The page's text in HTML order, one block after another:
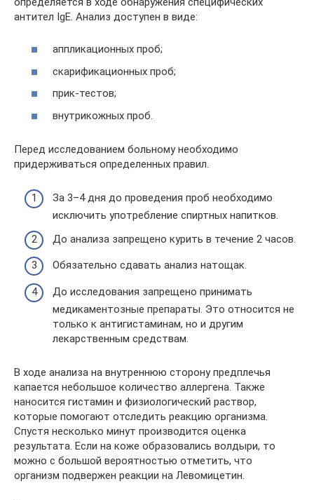
антител IgE. Анализ доступен в виде:
аппликационных проб;
скарификационных проб;
прик-тестов;
внутрикожных проб.
Перед исследованием больному необходимо
придерживаться определенных правил.
За 3–4 дня до проведения проб необходимо
исключить употребление спиртных напитков.
До анализа запрещено курить в течение 2 часов.
Обязательно сдавать анализ натощак.
До исследования запрещено принимать
медикаментозные препараты. Это относится не
только к антигистаминам, но и другим
лекарственным средствам.
В ходе анализа на внутреннюю сторону предплечья
капается небольшое количество аллергена. Также
наносится гистамин и физиологический раствор,
которые помогают отследить реакцию организма.
Спустя несколько минут производится оценка
результата. Если на коже образовались волдыри, то
можно с большой вероятностью отметить, что
организм подвержен реакции на Левомицетин.